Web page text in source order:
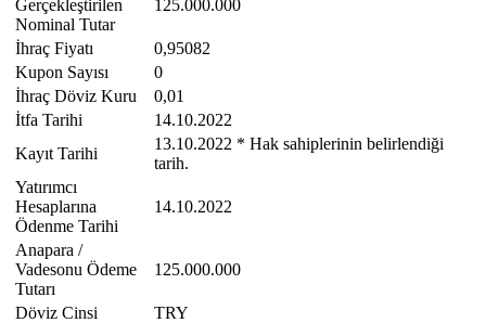
Gerçekleştirilen
Nominal Tutar
125.000.000
İhraç Fiyatı
0,95082
Kupon Sayısı
0
İhraç Döviz Kuru
0,01
İtfa Tarihi
14.10.2022
Kayıt Tarihi
13.10.2022 * Hak sahiplerinin belirlendiği
tarih.
Yatırımcı
Hesaplarına
Ödenme Tarihi
14.10.2022
Anapara /
Vadesonu Ödeme
Tutarı
125.000.000
Döviz Cinsi
TRY